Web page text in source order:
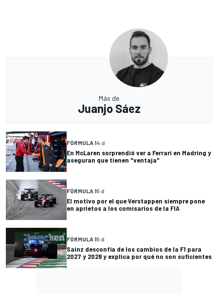
Más de
Juanjo Sáez
FÓRMULA 14 d
En McLaren sorprendió ver a Ferrari en Madring y
aseguran que tienen "ventaja"
FÓRMULA 15 d
El motivo por el que Verstappen siempre pone
en aprietos a los comisarios de la FIA
FÓRMULA 15 d
Sainz desconfía de los cambios de la F1 para
2027 y 2028 y explica por qué no son suficientes